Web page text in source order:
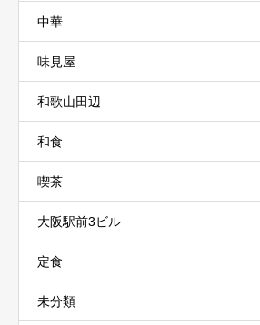
中華
味見屋
和歌山田辺
和食
喫茶
大阪駅前3ビル
定食
未分類